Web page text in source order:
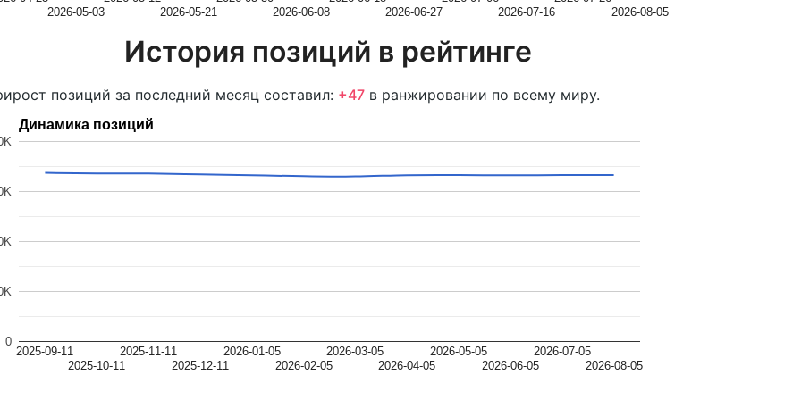
2026-05-03
2026-05-21
2026-06-08
2026-06-27
2026-07-16
2026-08-05
История позиций в рейтинге
позиций за последний месяц составил: +47в ранжировании по всему миру.
Динамика позиций
2025-09-11
2025-10-11
2025-11-11
2025-12-11
2026-01-05
2026-02-05
2026-03-05
2026-04-05
2026-05-05
2026-06-05
2026-07-05
2026-08-05
0